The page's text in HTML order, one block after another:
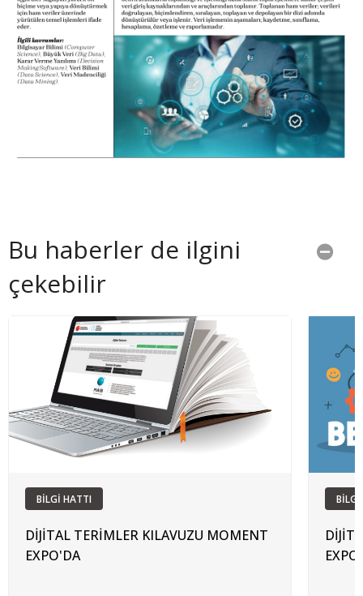
Bu haberler de ilgini
çekebilir
BİLGİ HATTI
DİJİTAL TERİMLER KILAVUZU MOMENT
EXPO'DA